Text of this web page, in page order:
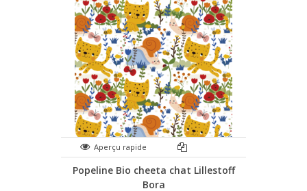
Aperçu rapide
Popeline Bio cheeta chat Lillestoff
Bora